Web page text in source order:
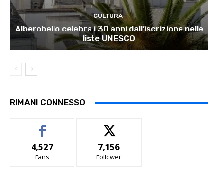
CULTURA
Alberobello celebra i 30 anni dall’iscrizione nelle
liste UNESCO
RIMANI CONNESSO
4,527
Fans
7,156
Follower